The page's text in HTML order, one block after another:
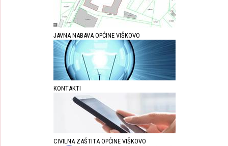
JAVNA NABAVA OPĆINE VIŠKOVO
KONTAKTI
CIVILNA ZAŠTITA OPĆINE VIŠKOVO